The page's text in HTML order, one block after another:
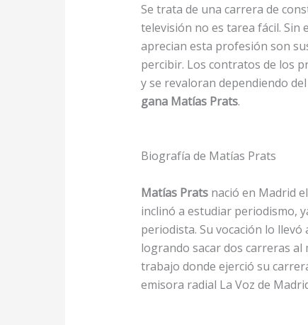
Se trata de una carrera de
televisión no es tarea fácil. Sin
aprecian esta profesión son
percibir. Los contratos de los
y se revaloran dependiendo
gana Matías Prats.
Biografía de Matías Prats
Matías Pratsnació en Madrid
inclinó a estudiar periodismo,
periodista. Su vocación lo llevó
logrando sacar dos carreras
trabajo donde ejerció su
emisora radial La Voz de